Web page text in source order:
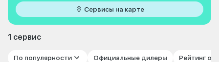
Сервисы на карте
1 сервис
По популярности Официальные дилеры Рейтинг